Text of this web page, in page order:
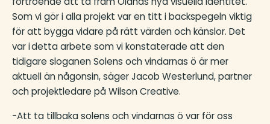
Som vi gör i alla projekt var en titt i backspegeln viktig
för att bygga vidare på rätt värden och känslor. Det
var i detta arbete som vi konstaterade att den
tidigare sloganen Solens och vindarnas ö är mer
aktuell än någonsin, säger Jacob Westerlund, partner
och projektledare på Wilson Creative.
-Att ta tillbaka solens och vindarnas ö var för oss